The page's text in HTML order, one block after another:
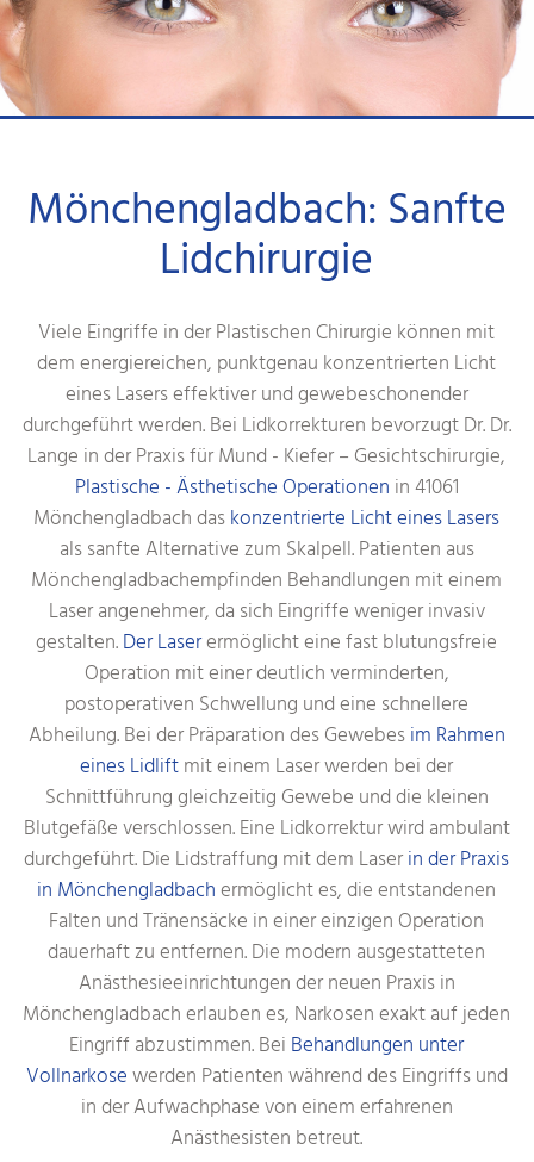
Mönchengladbach: Sanfte
Lidchirurgie
Viele Eingriffe in der Plastischen Chirurgie können mit
dem energiereichen, punktgenau konzentrierten Licht
eines Lasers effektiver und gewebeschonender
durchgeführt werden. Bei Lidkorrekturen bevorzugt Dr. Dr.
Lange in der Praxis für Mund - Kiefer – Gesichtschirurgie,
Plastische - Ästhetische Operationenin 41061
Mönchengladbach daskonzentrierte Licht eines Lasers
als sanfte Alternative zum Skalpell. Patienten aus
Mönchengladbachempfinden Behandlungen mit einem
Laser angenehmer, da sich Eingriffe weniger invasiv
gestalten.Der Laserermöglicht eine fast blutungsfreie
Operation mit einer deutlich verminderten,
postoperativen Schwellung und eine schnellere
Abheilung. Bei der Präparation des Gewebesim Rahmen
eines Lidliftmit einem Laser werden bei der
Schnittführung gleichzeitig Gewebe und die kleinen
Blutgefäße verschlossen. Eine Lidkorrektur wird ambulant
durchgeführt. Die Lidstraffung mit dem Laserin der Praxis
in Mönchengladbachermöglicht es, die entstandenen
Falten und Tränensäcke in einer einzigen Operation
dauerhaft zu entfernen. Die modern ausgestatteten
Anästhesieeinrichtungen der neuen Praxis in
Mönchengladbach erlauben es, Narkosen exakt auf jeden
Eingriff abzustimmen. BeiBehandlungen unter
Vollnarkosewerden Patienten während des Eingriffs und
in der Aufwachphase von einem erfahrenen
Anästhesisten betreut.